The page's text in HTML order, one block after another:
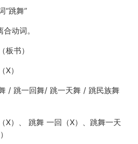
“跳舞”
动词。
板书）
）
/ 跳一回舞/ 跳一天舞 / 跳民族舞
X）、 跳舞 一回（X）、跳舞一天